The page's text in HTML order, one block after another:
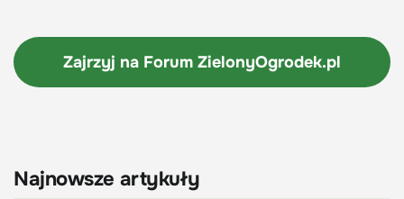
Zajrzyj na Forum ZielonyOgrodek.pl
Najnowsze artykuły